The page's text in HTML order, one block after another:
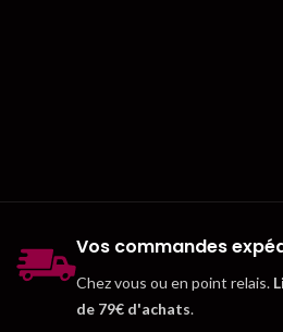
Vos commandes
Chez vous ou en point relais.
de 79€ d'achats.